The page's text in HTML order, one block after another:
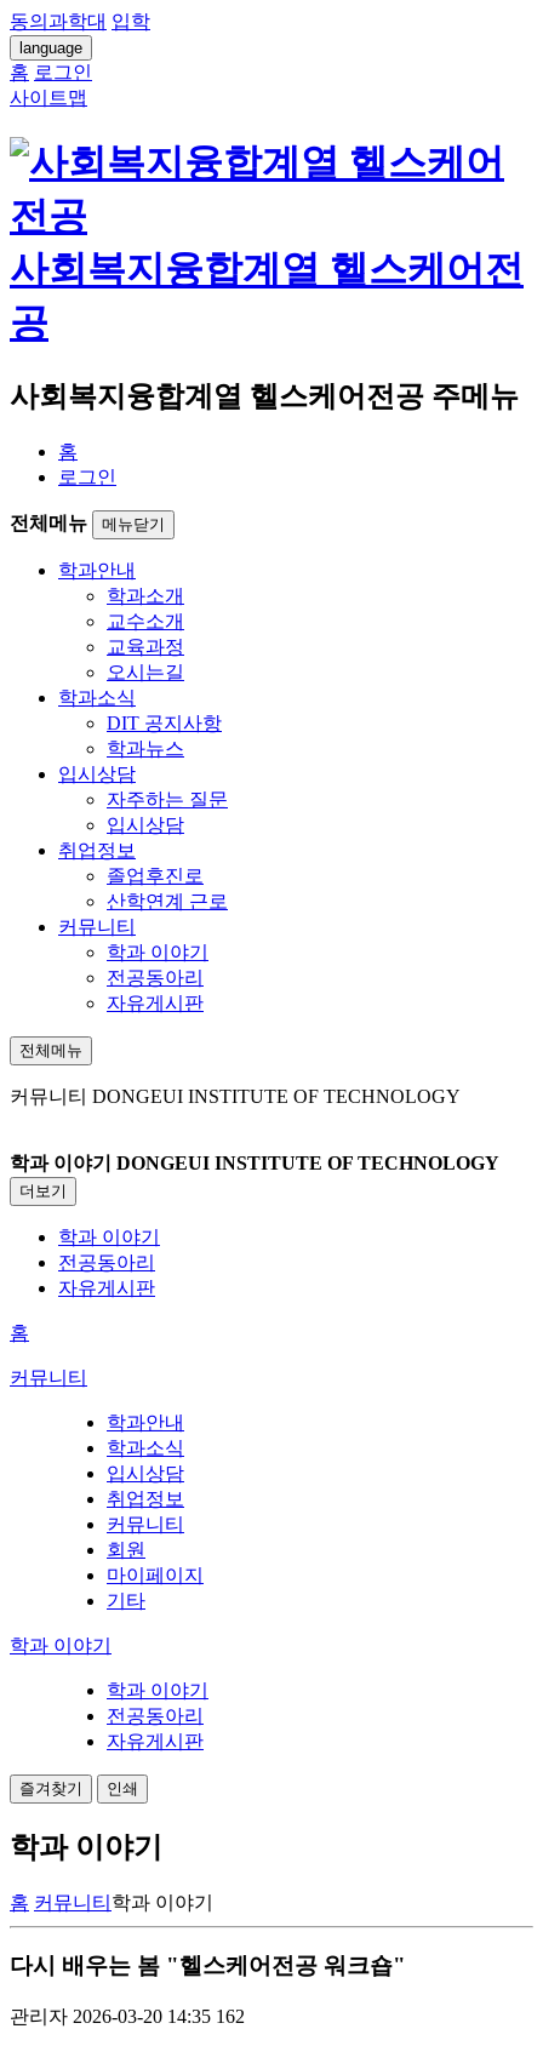
동의과학대 입학
language
홈 로그인
사이트맵
사회복지융합계열 헬스케어전
공
사회복지융합계열 헬스케어전공 주메뉴
홈
로그인
전체메뉴 메뉴닫기
학과안내
학과소개
교수소개
교육과정
오시는길
학과소식
DIT 공지사항
학과뉴스
입시상담
자주하는 질문
입시상담
취업정보
졸업후진로
산학연계 근로
커뮤니티
학과 이야기
전공동아리
자유게시판
전체메뉴
커뮤니티 DONGEUI INSTITUTE OF TECHNOLOGY
학과 이야기 DONGEUI INSTITUTE OF TECHNOLOGY
더보기
학과 이야기
전공동아리
자유게시판
홈
커뮤니티
학과안내
학과소식
입시상담
취업정보
커뮤니티
회원
마이페이지
기타
학과 이야기
학과 이야기
전공동아리
자유게시판
즐겨찾기 인쇄
학과 이야기
홈 커뮤니티 학과 이야기
다시 배우는 봄 "헬스케어전공 워크숍"
관리자 2026-03-20 14:35 162